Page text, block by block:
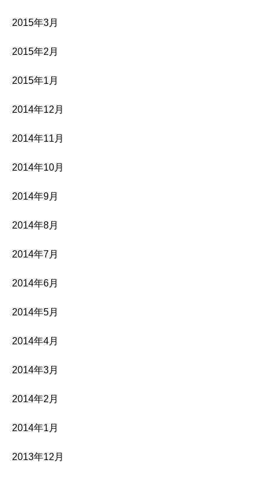
2015年3月
2015年2月
2015年1月
2014年12月
2014年11月
2014年10月
2014年9月
2014年8月
2014年7月
2014年6月
2014年5月
2014年4月
2014年3月
2014年2月
2014年1月
2013年12月